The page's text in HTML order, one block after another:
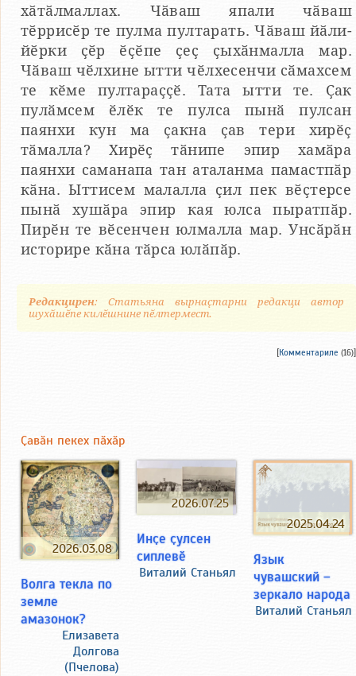
хӑтӑлмаллах. Чӑваш япали чӑваш
тӗррисӗр те пулма пултарать. Чӑваш йӑли-
йӗрки ҫӗр ӗҫӗпе ҫеҫ ҫыхӑнмалла мар.
Чӑваш чӗлхине ытти чӗлхесенчи сӑмахсем
те кӗме пултараҫҫӗ. Тата ытти те. Ҫак
пулӑмсем ӗлӗк те пулса пынӑ пулсан
паянхи кун ма ҫакна ҫав тери хирӗҫ
тӑмалла? Хирӗҫ тӑнипе эпир хамӑра
паянхи саманапа тан аталанма памастпӑр
кӑна. Ыттисем малалла ҫил пек вӗҫтерсе
пынӑ хушӑра эпир кая юлса пыратпӑр.
Пирӗн те вӗсенчен юлмалла мар. Унсӑрӑн
историре кӑна тӑрса юлӑпӑр.
Редакцирен: Статьяна вырнаҫтарни редакци автор
шухӑшӗпе килӗшнине пӗлтермест.
[Комментариле (16)]
Ҫавӑн пекех пӑхӑр
2026.03.08
Волга текла по
земле
амазонок?
Елизавета
Долгова
(Пчелова)
2026.07.25
Инҫе ҫулсен
сиплевӗ
Виталий Станьял
2025.04.24
Язык
чувашский –
зеркало народа
Виталий Станьял